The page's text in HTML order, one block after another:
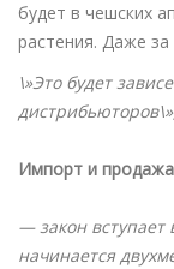
будет в чешских
растения. Даже
\»Это будет
Импорт и
— закон вступает
начинается